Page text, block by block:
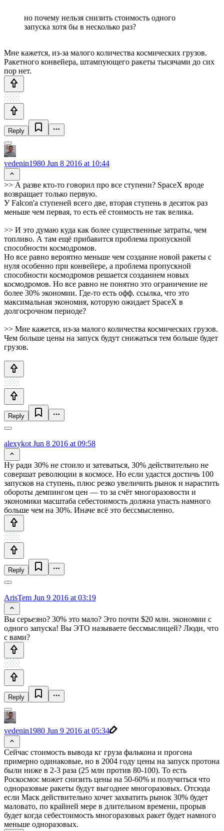
но почему нельзя снизить стоимость одного
запуска хотя бы в несколько раз?
Мне кажется, из-за малого количества космических грузов.
Ракетного конвейера, штампующего ракеты тысячами до сих
пор нет.
Reply
vedenin1980 Jun 8 2016 at 10:44
>> А разве кто-то говорил про все ступени? SpaceX вроде
возвращает только первую.
У Falcon'a ступеней всего две, вторая ступень в десяток раз
меньше чем первая, то есть её стоимость не так велика.
>> И это думаю куда как более существенные затраты, чем
топливо. А там ещё прибавится проблема пропускной
способности космодромов.
Но все равно вероятно меньше чем создание новой ракеты с
нуля особенно при конвейере, а проблема пропускной
способности космодромов решается созданием новых
космодромов. Но все равно не понятно это ограничение не
более 30% экономии. Где-то есть офф. ссылка, что это
максимальная экономия, которую ожидает SpaceX в
долгосрочном периоде?
>> Мне кажется, из-за малого количества космических грузов.
Чем больше цены на запуск будут снижаться тем больше будет
грузов.
Reply
alexykot Jun 8 2016 at 09:58
Ну ради 30% не стоило и затеваться, 30% действительно не
совершат революции в космосе. Но если удастся достичь 100
запусков на ступень, плюс резко увеличить рынок и нарастить
обороты демпингом цен — то за счёт многоразовости и
экономики масштаба себестоимость должна упасть намного
больше чем на 30%. Иначе всё это бессмысленно.
Reply
ArisTem Jun 9 2016 at 03:19
Вы серьезно? 30% это мало? Это почти $20 млн. экономии с
одного запуска! Вы ЭТО называете бессмыслицей? Люди, что
с вами?
Reply
vedenin1980 Jun 9 2016 at 05:34
Сейчас стоимость вывода кг груза фалькона и прогона
примерно одинаковые, но в 2004 году цены на запуск протона
были ниже в 2-3 раза (25 млн против 80-100). То есть
Роскосмос может снизить цены на 50-60% и получиться что
одноразовые ракеты будут выгоднее многоразовых. Отсюда
если Маск действительно хочет захватить рынок 30% будет
маловато, по крайней мере в длительном времени, прорыв
будет когда себестоимость многоразовых ракет будет намного
меньше одноразовых.